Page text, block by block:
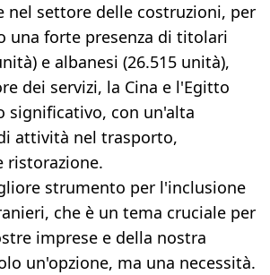
nel settore delle costruzioni, per
una forte presenza di titolari
e albanesi (26.515 unità),
dei servizi, la Cina e l'Egitto
significativo, con un'alta
attività nel trasporto,
ristorazione.
strumento per l'inclusione
che è un tema cruciale per
imprese e della nostra
un'opzione, ma una necessità.